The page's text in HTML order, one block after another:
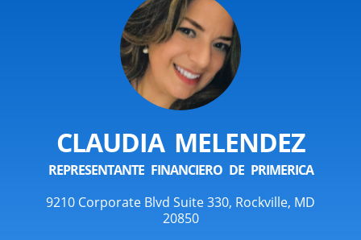
CLAUDIA MELENDEZ
REPRESENTANTE FINANCIERO DE PRIMERICA
9210 Corporate Blvd Suite 330, Rockville, MD
20850